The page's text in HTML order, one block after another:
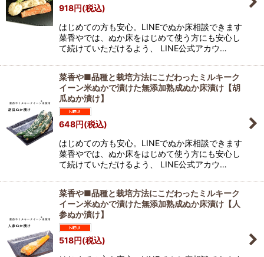
918円(税込)
はじめての方も安心。LINEでぬか床相談できます
菜香やでは、ぬか床をはじめて使う方にも安心し
て続けていただけるよう、 LINE公式アカウ…
菜香や■品種と栽培方法にこだわったミルキーク
イーン米ぬかで漬けた無添加熟成ぬか床漬け【胡
瓜ぬか漬け】
648円(税込)
はじめての方も安心。LINEでぬか床相談できます
菜香やでは、ぬか床をはじめて使う方にも安心し
て続けていただけるよう、 LINE公式アカウ…
菜香や■品種と栽培方法にこだわったミルキーク
イーン米ぬかで漬けた無添加熟成ぬか床漬け【人
参ぬか漬け】
518円(税込)